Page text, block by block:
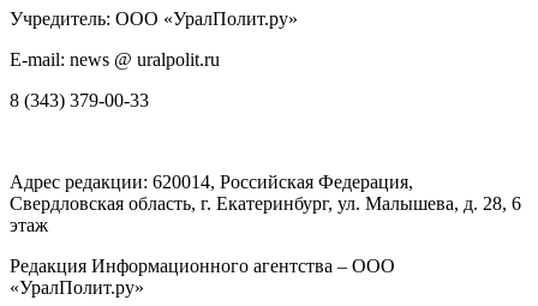
Учредитель: ООО «УралПолит.ру»
E-mail: news @ uralpolit.ru
8 (343) 379-00-33
Адрес редакции: 620014, Российская Федерация,
Свердловская область, г. Екатеринбург, ул. Малышева, д. 28, 6
этаж
Редакция Информационного агентства – ООО
«УралПолит.ру»